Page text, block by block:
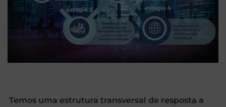
Temos uma estrutura transversal de resposta a